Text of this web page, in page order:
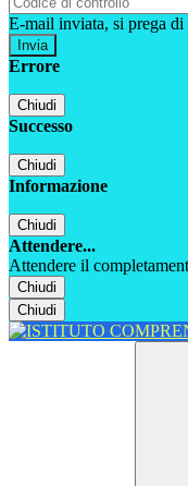
E-mail inviata, si prega di
Errore
Chiudi
Successo
Chiudi
Informazione
Chiudi
Attendere...
Attendere il
Chiudi
Chiudi